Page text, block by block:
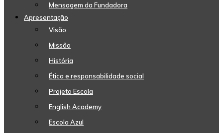
Mensagem da Fundadora
Apresentação
Visão
Missão
História
Ética e responsabilidade social
Projeto Escola
English Academy
Escola Azul